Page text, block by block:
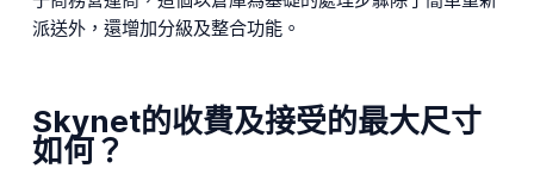
派送外，還增加分級及整合功能。
Skynet的收費及接受的最大尺寸
如何？